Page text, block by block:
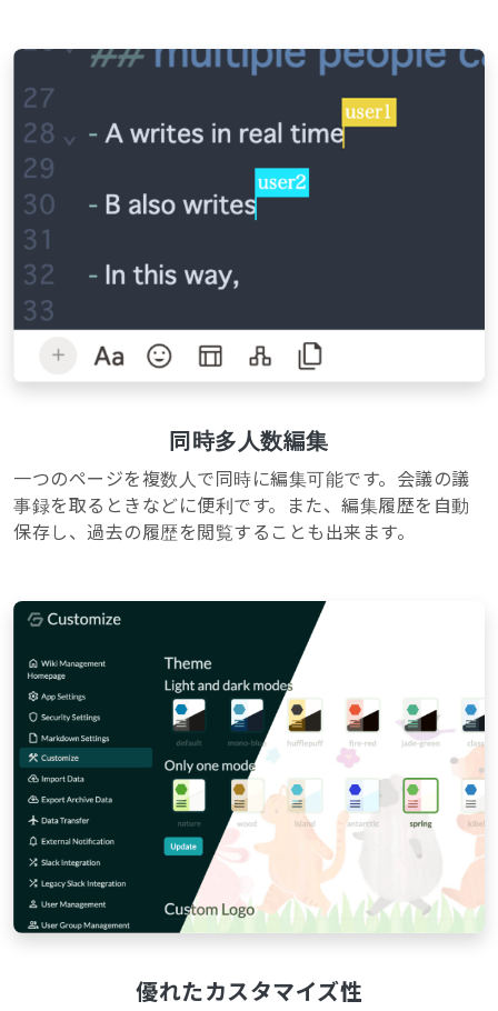
同時多人数編集
一つのページを複数人で同時に編集可能です。会議の議
事録を取るときなどに便利です。また、編集履歴を自動
保存し、過去の履歴を閲覧することも出来ます。
優れたカスタマイズ性